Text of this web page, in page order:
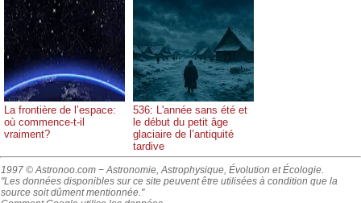
La frontière de l’espace:
où commence-t-il
vraiment?
536: L'année sans été et
le début du petit âge
glaciaire de l’antiquité
tardive
1997 © Astronoo.com − Astronomie, Astrophysique, Évolution et Écologie.
"Les données disponibles sur ce site peuvent être utilisées à condition que la
source soit dûment mentionnée."